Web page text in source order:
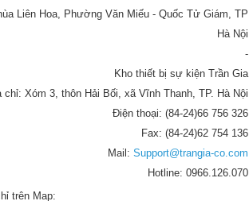
Liên Hoa, Phường Văn Miếu - Quốc Tử Giám, TP
Hà Nội
-
Kho thiết bị sự kiện Trần Gia
chỉ: Xóm 3, thôn Hải Bối, xã Vĩnh Thanh, TP. Hà Nội
Điện thoại: (84-24)66 756 326
Fax: (84-24)62 754 136
Mail: Support@trangia-co.com
Hotline: 0966.126.070
trên Map: